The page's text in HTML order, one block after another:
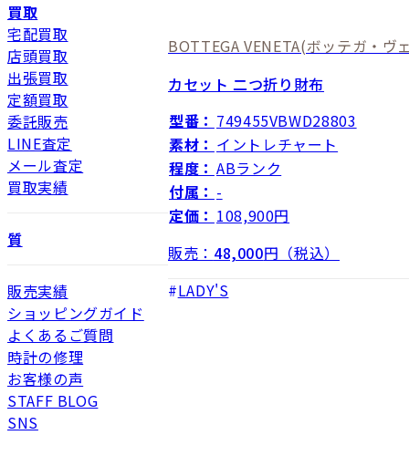
買取
宅配買取
店頭買取
出張買取
定額買取
委託販売
LINE査定
メール査定
買取実績
質
販売実績
ショッピングガイド
よくあるご質問
時計の修理
お客様の声
STAFF BLOG
SNS
BOTTEGA VENETA(ボッテガ・ヴ
カセット 二つ折り財布
型番： 749455VBWD28803
素材： イントレチャート
程度： ABランク
付属： -
定価： 108,900円
販売： 48,000円（税込）
LADY'S